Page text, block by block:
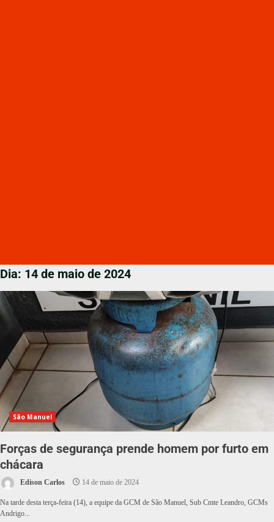
Dia: 14 de maio de 2024
São Manuel
Forças de segurança prende homem por furto em
chácara
Edison Carlos 14 de maio de 2024
Na tarde desta terça-feira (14), a equipe da GCM de São Manuel, Sub Cmte Leandro, GCMs
Andrigo...